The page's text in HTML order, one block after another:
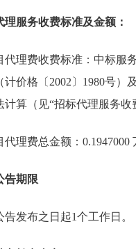
理服务收费标准及金额：
代理费收费标准：中标服
计价格〔2002〕1980号）
计算（见“招标代理服务收
代理费总金额：0.1947000
告期限
告发布之日起1个工作日。